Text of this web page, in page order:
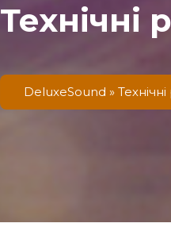
Технічні
DeluxeSound »